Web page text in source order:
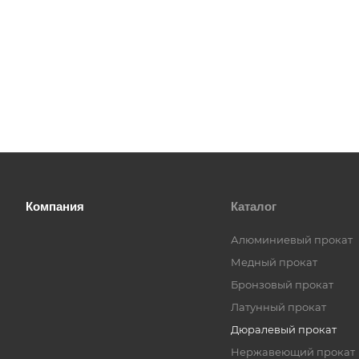
Компания Каталог
Алюминиевый прокат
Медный прокат
Бронзовый прокат
Латунный прокат
Дюралевый прокат
Нержавеющий прокат